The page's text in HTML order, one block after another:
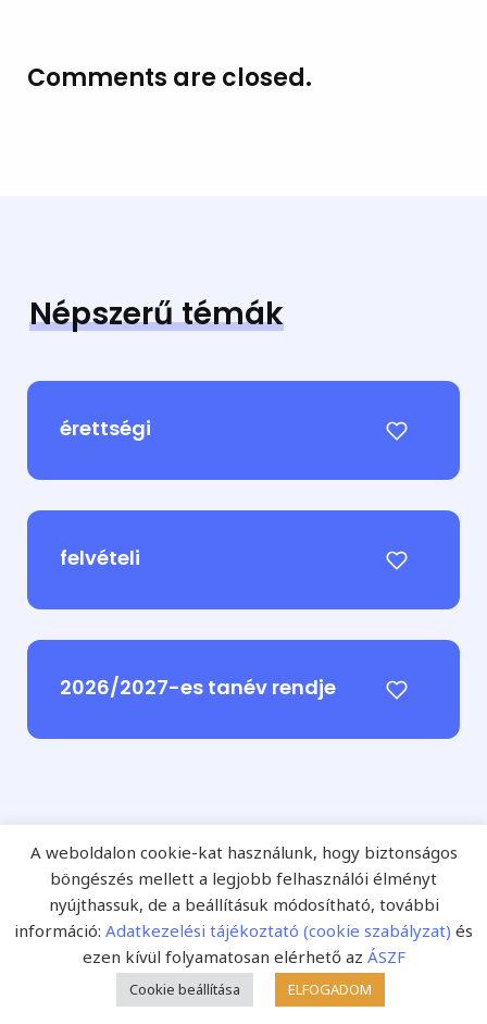
Comments are closed.
Népszerű témák
érettségi
felvételi
2026/2027-es tanév rendje
Ajánljuk magunkat!
Fejlesztő Pedagógia Onlineés a nyomtatott
Fejlesztő Pedagógia szakfolyóirat kiadója aStarkiss
Nyomdaipari Kereskedelmi
és Szolgáltató Kft
A weboldalon cookie-kat használunk, hogy biztonságos
böngészés mellett a legjobb felhasználói élményt
nyújthassuk, de a beállításuk módosítható, további
információ: Adatkezelési tájékoztató (cookie szabályzat) és
ezen kívül folyamatosan elérhető az ÁSZF
Cookie beállítása ELFOGADOM